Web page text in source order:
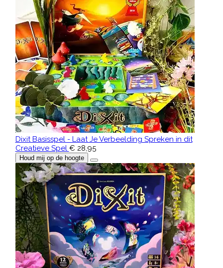
Dixit Basisspel - Laat Je Verbeelding Spreken in dit
Creatieve Spel € 28,95
Houd mij op de hoogte